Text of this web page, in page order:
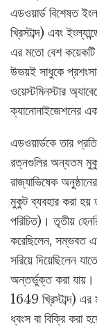
এডওয়ার্ড বিশেষত
খ্রিস্টাব্দ) এবং
এর মতো বেশ কয়েকটি
উভয়ই সাধুকে
ওয়েস্টমিনস্টার
ক্যানোনাইজেশনের
এডওয়ার্ডকে তার
রত্নগুলির অন্যতম
রাজ্যাভিষেক
মুকুট ব্যবহার করা হয়
পরিচিত)। তৃতীয়
করেছিলেন, সম্ভবত
সরিয়ে দিয়েছিলেন
অন্তর্ভুক্ত করা যায়।
1649 খ্রিস্টাব্দ)
ধ্বংস বা বিক্রি করা